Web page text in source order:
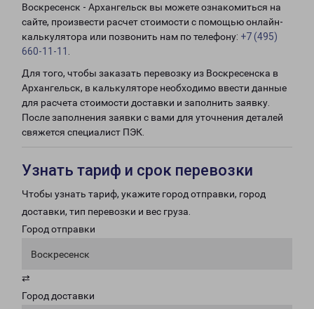
Воскресенск - Архангельск вы можете ознакомиться на
сайте, произвести расчет стоимости с помощью онлайн-
калькулятора или позвонить нам по телефону: +7 (495)
660-11-11
Для того, чтобы заказать перевозку из Воскресенска в
Архангельск, в калькуляторе необходимо ввести данные
для расчета стоимости доставки и заполнить заявку.
После заполнения заявки с вами для уточнения деталей
свяжется специалист ПЭК.
Узнать тариф и срок перевозки
Чтобы узнать тариф, укажите город отправки, город
доставки, тип перевозки и вес груза.
Город отправки
Воскресенск
⇄
Город доставки